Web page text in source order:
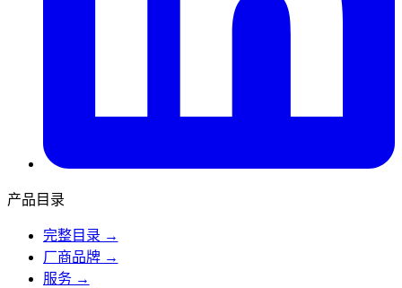
产品目录
完整目录 →
厂商品牌 →
服务 →